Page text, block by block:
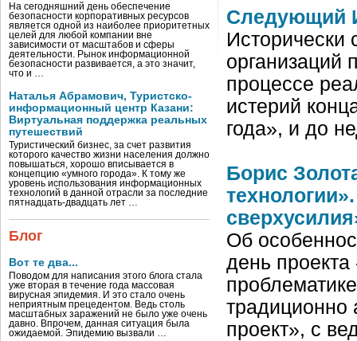
На сегодняшний день обеспечение
безопасности корпоративных ресурсов
является одной из наиболее приоритетных
целей для любой компании вне
зависимости от масштабов и сферы
деятельности. Рынок информационной
безопасности развивается, а это значит,
что и …
Наталья Абрамович, Туристско-
информационный центр Казани:
Виртуальная поддержка реальных
путешествий
Туристический бизнес, за счет развития
которого качество жизни населения должно
повышаться, хорошо вписывается в
концепцию «умного города». К тому же
уровень использования информационных
технологий в данной отрасли за последние
пятнадцать-двадцать лет …
Блог
Вот те два...
Поводом для написания этого блога стала
уже вторая в течение года массовая
вирусная эпидемия. И это стало очень
неприятным прецедентом. Ведь столь
масштабных заражений не было уже очень
давно. Впрочем, данная ситуация была
ожидаемой. Эпидемию вызвали …
Следующий
Исторически
организаций
процессе
истерий
года», и до
Борис
Об
день
проект», с